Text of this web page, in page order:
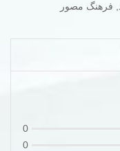
فرهنگ مصور
0
0